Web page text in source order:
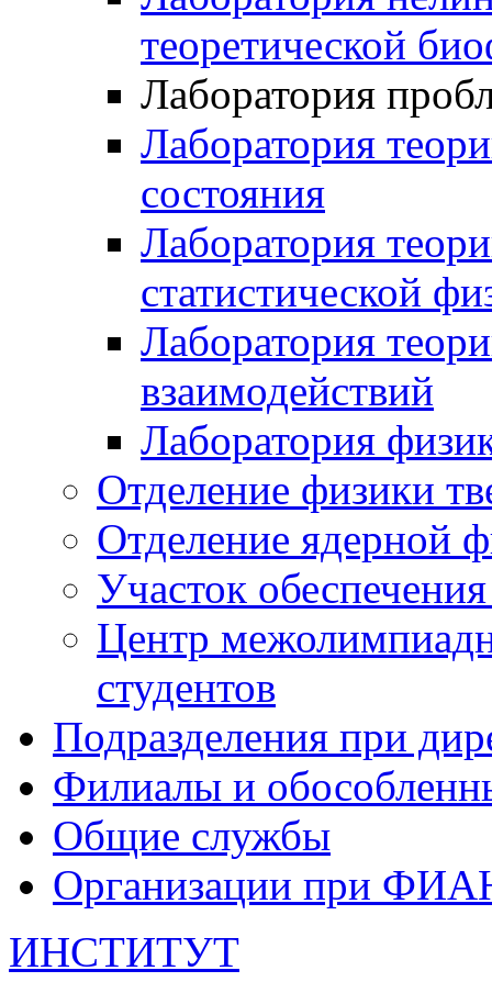
теоретической
Лаборатория
Лаборатория
состояния
Лаборатория
статистической
Лаборатория
взаимодействий
Лаборатория
Отделение физики
Отделение ядерной
Участок
Центр
студентов
Подразделения при
Филиалы и
Общие службы
Организации при
ИНСТИТУТ